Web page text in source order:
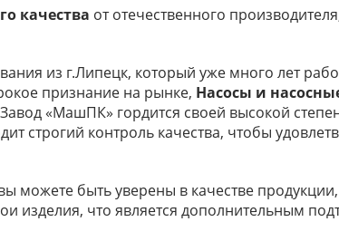
качества от отечественного
из г.Липецк, который уже много лет
признание на рынке, Насосы и
«МашПК» гордится своей высокой
строгий контроль качества, чтобы
быть уверены в качестве
изделия, что является дополнительным